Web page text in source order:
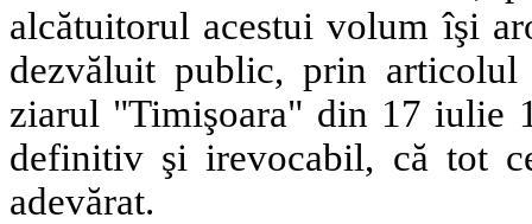
alcătuitorul acestui volum îşi
dezvăluit public, prin
ziarul "Timişoara" din 17 iulie
definitiv şi irevocabil, că tot
adevărat.